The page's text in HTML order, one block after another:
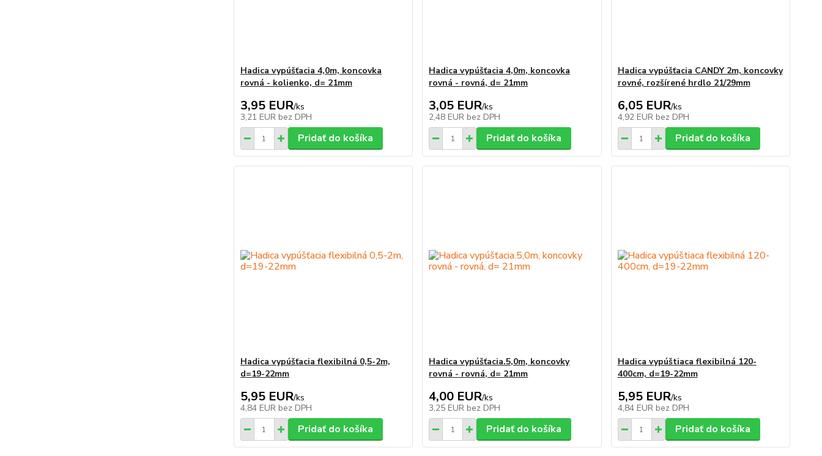
Hadica vypúšťacia 4,0m, koncovka
rovná - kolienko, d= 21mm
3,95 EUR/ks
3,21 EUR bez DPH
Pridať do košíka
Hadica vypúšťacia 4,0m, koncovka
rovná - rovná, d= 21mm
3,05 EUR/ks
2,48 EUR bez DPH
Pridať do košíka
Hadica vypúšťacia CANDY 2m, koncovky
rovné, rozšírené hrdlo 21/29mm
6,05 EUR/ks
4,92 EUR bez DPH
Pridať do košíka
Hadica vypúšťacia flexibilná 0,5-2m,
d=19-22mm
5,95 EUR/ks
4,84 EUR bez DPH
Pridať do košíka
Hadica vypúšťacia.5,0m, koncovky
rovná - rovná, d= 21mm
4,00 EUR/ks
3,25 EUR bez DPH
Pridať do košíka
Hadica vypúštiaca flexibilná 120-
400cm, d=19-22mm
5,95 EUR/ks
4,84 EUR bez DPH
Pridať do košíka